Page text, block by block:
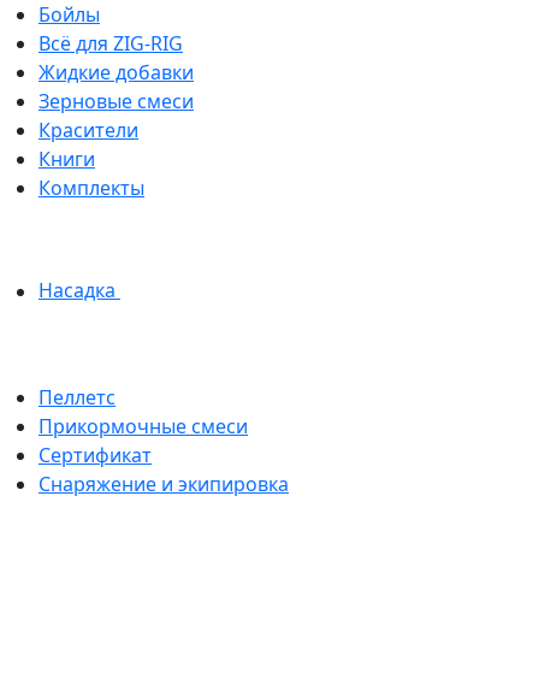
Бойлы
Всё для ZIG-RIG
Жидкие добавки
Зерновые смеси
Красители
Книги
Комплекты
Насадка
Пеллетс
Прикормочные смеси
Сертификат
Снаряжение и экипировка